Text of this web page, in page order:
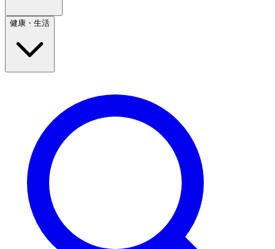
健康・生活